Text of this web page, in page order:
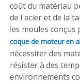
coût du matériau
de l'acier et de la
les moules
coque de moteur en
nécessiter des
résister à des
environnements